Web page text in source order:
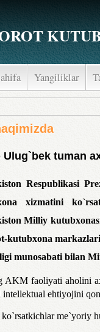
Yangiliklar
Ulug`bek tuman
Respublikasi
xizmatini
Milliy
kutubxona
munosabati bilan
AKM faoliyati aholini
intellektual ehtiyojini
me`yoriy